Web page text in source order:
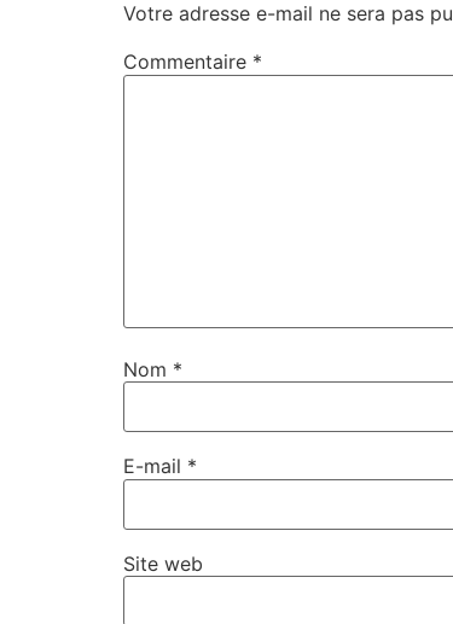
Votre adresse e-mail ne sera pas
Commentaire *
Nom *
E-mail *
Site web